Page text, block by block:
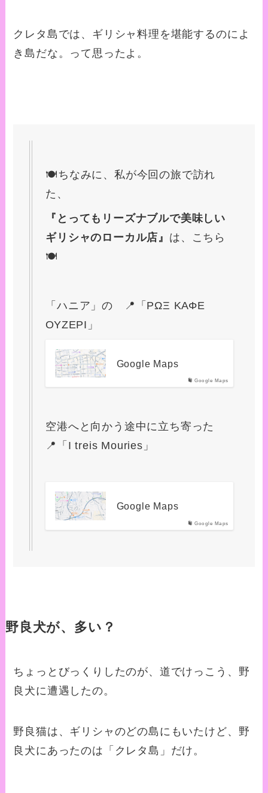
クレタ島では、ギリシャ料理を堪能するのによ
き島だな。って思ったよ。
🍽️ちなみに、私が今回の旅で訪れ
た、
『とってもリーズナブルで美味しい
ギリシャのローカル店』 は、こちら
🍽️
「ハニア」の 📍「ΡΩΞ ΚΑΦΕ
ΟΥΖΕΡΙ」
Google Maps
Google Maps
空港へと向かう途中に立ち寄った
📍「I treis Mouries」
Google Maps
Google Maps
野良犬が、多い？
ちょっとびっくりしたのが、道でけっこう、野
良犬に遭遇したの。
野良猫は、ギリシャのどの島にもいたけど、野
良犬にあったのは「クレタ島」だけ。